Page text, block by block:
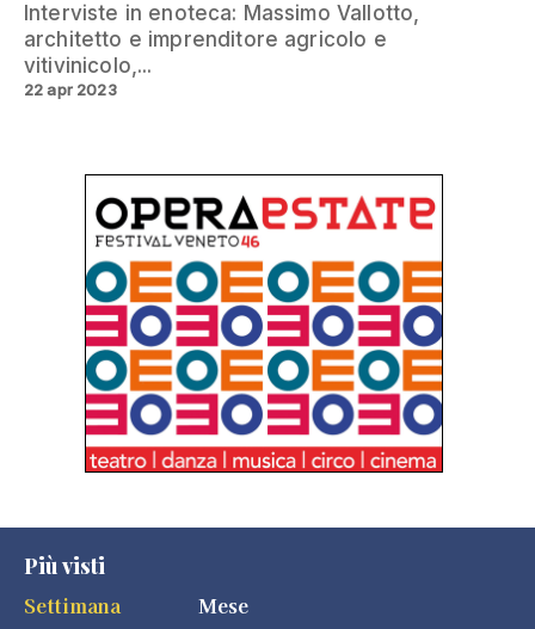
Interviste in enoteca: Massimo Vallotto,
architetto e imprenditore agricolo e
vitivinicolo,...
22 apr 2023
Più visti
Settimana
Mese